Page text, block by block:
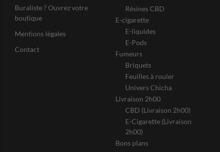
Buraliste ? Ouvrez votre
boutique
Mentions légales
Contact
Résines CBD
E-cigarette
E-liquides
E-Pods
Fumeurs
Briquets
Feuilles à rouler
Univers Chicha
Livraison 2h00
CBD (Livraison 2h00)
E-Cigarette (Livraison
2h00)
Bons plans